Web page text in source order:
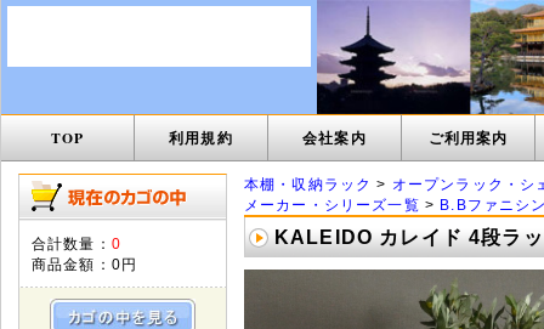
TOP 利用規約 会社案内 ご利用案内
合計数量： 0
商品金額： 0円
本棚・収納ラック > オープンラック・シ
メーカー・シリーズ一覧 > B.Bファニシ
KALEIDO カレイド 4段ラ